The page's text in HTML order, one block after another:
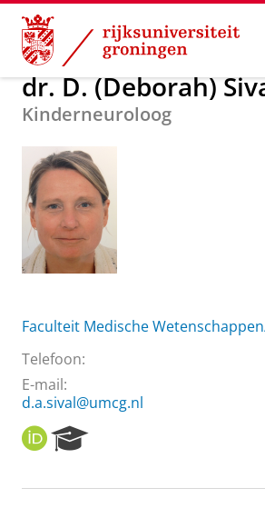
Skip
Content
Skip
Navigation
Over ons dr. D. (Deborah)
dr. D. (Deborah)
Kinderneuroloog
Faculteit Medische
Telefoon:
E-mail:
d.a.sival@umcg.nl
O
R
I
e